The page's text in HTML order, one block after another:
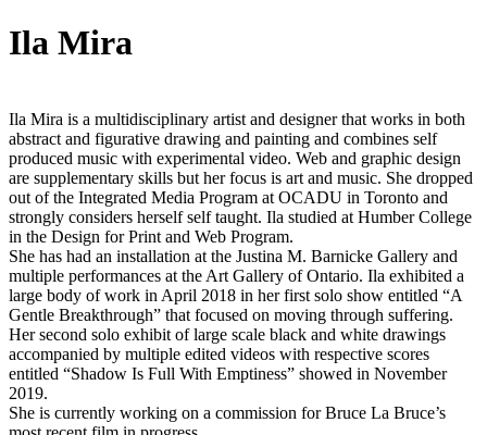
Ila Mira
Ila Mira is a multidisciplinary artist and designer that works in both
abstract and figurative drawing and painting and combines self
produced music with experimental video. Web and graphic design
are supplementary skills but her focus is art and music. She dropped
out of the Integrated Media Program at OCADU in Toronto and
strongly considers herself self taught. Ila studied at Humber College
in the Design for Print and Web Program.
She has had an installation at the Justina M. Barnicke Gallery and
multiple performances at the Art Gallery of Ontario. Ila exhibited a
large body of work in April 2018 in her first solo show entitled “A
Gentle Breakthrough” that focused on moving through suffering.
Her second solo exhibit of large scale black and white drawings
accompanied by multiple edited videos with respective scores
entitled “Shadow Is Full With Emptiness” showed in November
2019.
She is currently working on a commission for Bruce La Bruce’s